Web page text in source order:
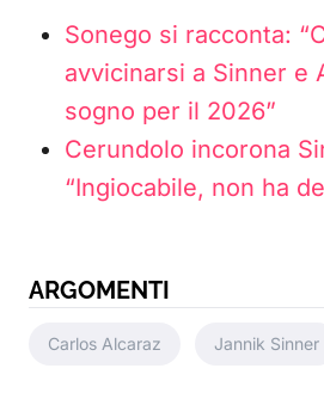
Sonego si racconta:
avvicinarsi a Sinner e
sogno per il 2026”
Cerundolo incorona
“Ingiocabile, non ha
ARGOMENTI
Carlos Alcaraz Jannik Sinner